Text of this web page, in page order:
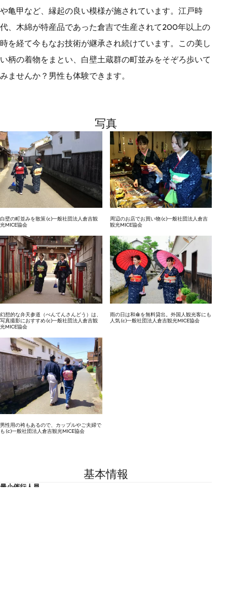
や亀甲など、縁起の良い模様が施されています。江戸時
代、木綿が特産品であった倉吉で生産されて200年以上の
時を経て今もなお技術が継承され続けています。この美し
い柄の着物をまとい、白壁土蔵群の町並みをそぞろ歩いて
みませんか？男性も体験できます。
写真
白壁の町並みを散策 (c)一般社団法人倉吉観
光MICE協会
周辺のお店でお買い物 (c)一般社団法人倉吉
観光MICE協会
幻想的な弁天参道（べんてんさんどう）は、
写真撮影におすすめ (c)一般社団法人倉吉観
光MICE協会
雨の日は和傘を無料貸出。外国人観光客にも
人気 (c)一般社団法人倉吉観光MICE協会
男性用の袴もあるので、カップルやご夫婦で
も (c)一般社団法人倉吉観光MICE協会
基本情報
最小催行人員